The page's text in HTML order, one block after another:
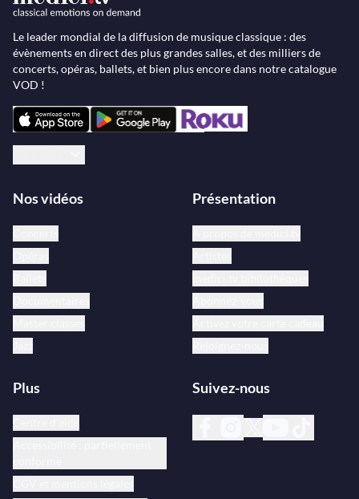
Le leader mondial de la diffusion de musique classique : des
évènements en direct des plus grandes salles, et des milliers de
concerts, opéras, ballets, et bien plus encore dans notre catalogue
VOD !
Nos vidéos Présentation
Plus Suivez-nous